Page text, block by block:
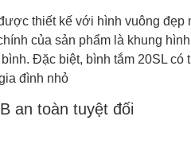
thiết kế với hình vuông
của sản phẩm là khung
Đặc biệt, bình tắm 20SL
đình nhỏ
an toàn tuyệt đối